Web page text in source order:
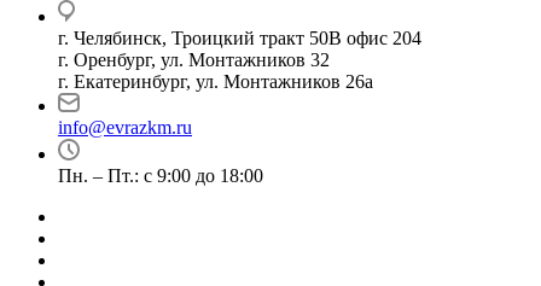
г. Челябинск, Троицкий тракт 50В офис 204
г. Оренбург, ул. Монтажников 32
г. Екатеринбург, ул. Монтажников 26а
info@evrazkm.ru
Пн. – Пт.: с 9:00 до 18:00